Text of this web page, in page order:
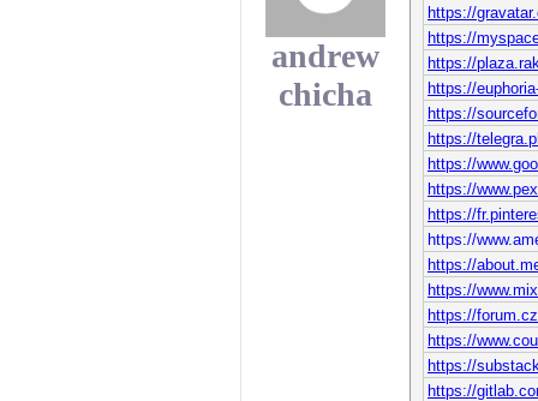
andrew
chicha
https://
https://
https://
https://
https://
https://
https://
https://
https://
https://
https://
https://
https://
https://
https://
https://